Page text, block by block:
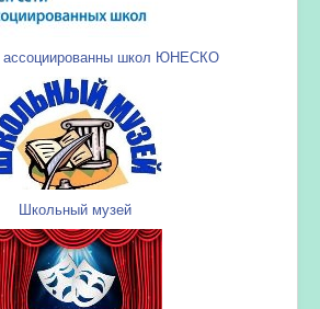
ассоциированны школ ЮНЕСКО
Школьный музей